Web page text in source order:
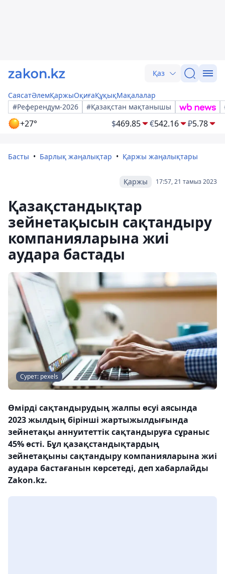
Қаз
СаясатӘлемҚаржыОқиғаҚұқықМақалалар
#Референдум-2026
#Қазақстан мақтанышы
+27° $469.85 €542.16 ₽5.78
Басты Барлық жаңалықтар Қаржы жаңалықтары
17:57, 21 тамыз 2023
Қаржы
Қазақстандықтар
зейнетақысын сақтандыру
компанияларына жиі
аудара бастады
Сурет: pexels
Өмірді сақтандырудың жалпы өсуі аясында
2023 жылдың бірінші жартыжылдығында
зейнетақы аннуитеттік сақтандыруға сұраныс
45% өсті. Бұл қазақстандықтардың
зейнетақыны сақтандыру компанияларына жиі
аудара бастағанын көрсетеді, деп хабарлайды
Zakon.kz.